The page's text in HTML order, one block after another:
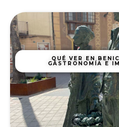
QUÉ VER EN
GASTRONOMÍA E